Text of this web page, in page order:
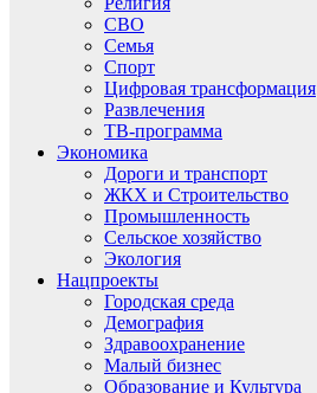
СВО
Семья
Спорт
Цифровая трансформация
Развлечения
ТВ-программа
Экономика
Дороги и транспорт
ЖКХ и Строительство
Промышленность
Сельское хозяйство
Экология
Нацпроекты
Городская среда
Демография
Здравоохранение
Малый бизнес
Образование и Культура